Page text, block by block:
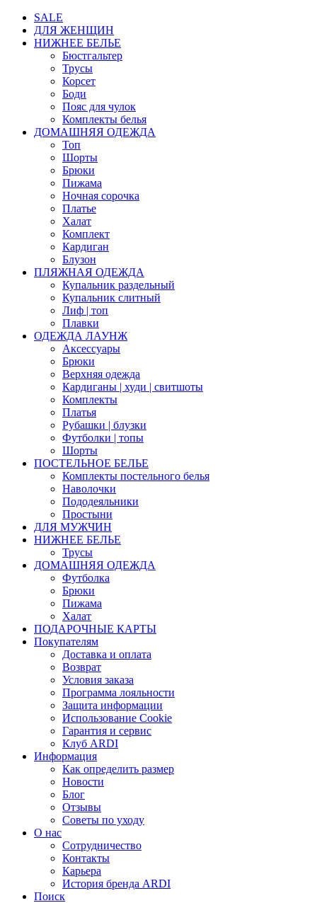
SALE
ДЛЯ ЖЕНЩИН
НИЖНЕЕ БЕЛЬЕ
Бюстгальтер
Трусы
Корсет
Боди
Пояс для чулок
Комплекты белья
ДОМАШНЯЯ ОДЕЖДА
Топ
Шорты
Брюки
Пижама
Ночная сорочка
Платье
Халат
Комплект
Кардиган
Блузон
ПЛЯЖНАЯ ОДЕЖДА
Купальник раздельный
Купальник слитный
Лиф | топ
Плавки
ОДЕЖДА ЛАУНЖ
Аксессуары
Брюки
Верхняя одежда
Кардиганы | худи | свитшоты
Комплекты
Платья
Рубашки | блузки
Футболки | топы
Шорты
ПОСТЕЛЬНОЕ БЕЛЬЕ
Комплекты постельного белья
Наволочки
Пододеяльники
Простыни
ДЛЯ МУЖЧИН
НИЖНЕЕ БЕЛЬЕ
Трусы
ДОМАШНЯЯ ОДЕЖДА
Футболка
Брюки
Пижама
Халат
ПОДАРОЧНЫЕ КАРТЫ
Покупателям
Доставка и оплата
Возврат
Условия заказа
Программа лояльности
Защита информации
Использование Cookie
Гарантия и сервис
Клуб ARDI
Информация
Как определить размер
Новости
Блог
Отзывы
Советы по уходу
О нас
Сотрудничество
Контакты
Карьера
История бренда ARDI
Поиск